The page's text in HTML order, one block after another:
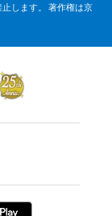
します。 著作権は京